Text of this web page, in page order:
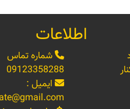
اطلاعات
شماره تماس
09123358288
ایمیل :